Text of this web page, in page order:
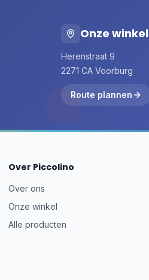
Onze winkel
Herenstraat 9
2271 CA Voorburg
Route plannen
Over Piccolino
Over ons
Onze winkel
Alle producten